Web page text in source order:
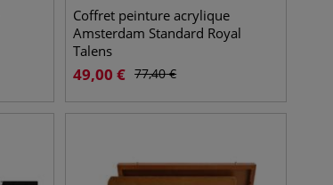
Coffret peinture acrylique
Amsterdam Standard Royal
Talens
49,00 € 77,40€